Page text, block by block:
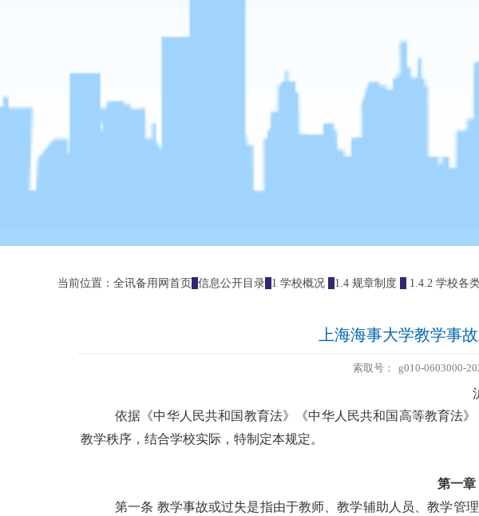
当前位置： 全讯备用网首页 信息公开目录 1 学校概况 1.4 规章制度 1.4.2 学校各
上海海事大学教学事
索取号： g010-0603000-
依据《中华人民共和国教育法》《中华人民共和国高等教育法
教学秩序，结合学校实际，特制定本规定。
第一
第一条 教学事故或过失是指由于教师、教学辅助人员、教学管